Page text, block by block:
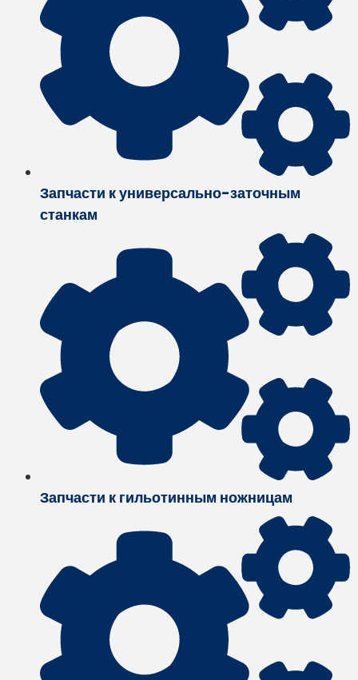
Запчасти к универсально-заточным
станкам
Запчасти к гильотинным ножницам